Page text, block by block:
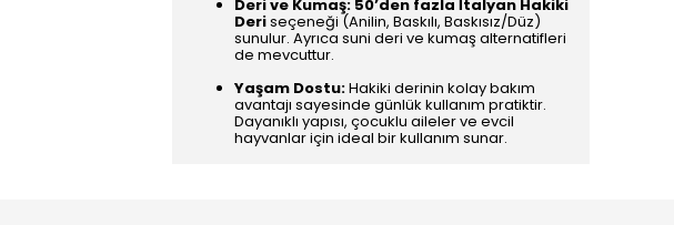
Deri ve Kumaş: 50’den fazla İtalyan Hakiki
Deriseçeneği (Anilin, Baskılı, Baskısız/Düz)
sunulur. Ayrıca suni deri ve kumaş alternatifleri
de mevcuttur.
Yaşam Dostu:Hakiki derinin kolay bakım
avantajı sayesinde günlük kullanım pratiktir.
Dayanıklı yapısı, çocuklu aileler ve evcil
hayvanlar için ideal bir kullanım sunar.